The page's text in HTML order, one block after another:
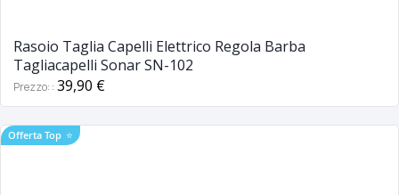
Rasoio Taglia Capelli Elettrico Regola Barba
Tagliacapelli Sonar SN-102
Prezzo: 39,90 €
Offerta Top ⭐